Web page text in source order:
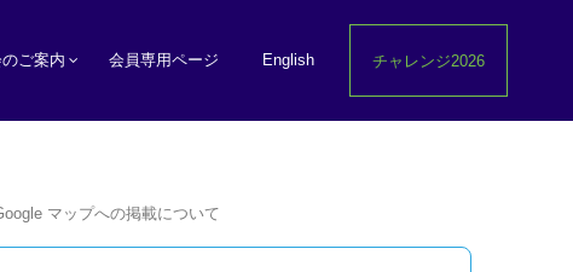
のご案内 会員専用ページ English チャレンジ2026
マップへの掲載について